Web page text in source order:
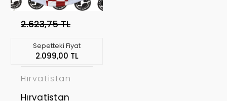
2.623,75 TL
Sepetteki Fiyat
2.099,00 TL
Hırvatistan
Hırvatistan